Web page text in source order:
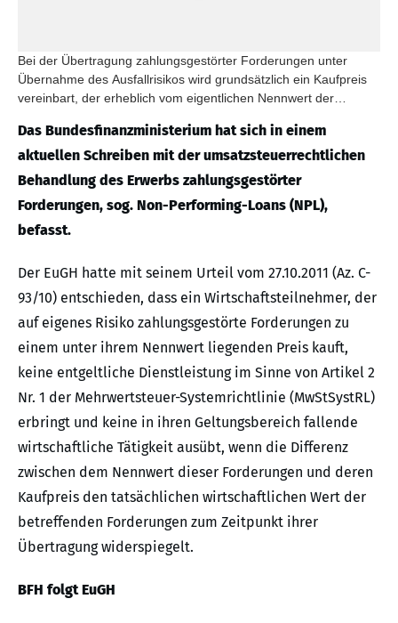
Bei der Übertragung zahlungsgestörter Forderungen unter
Übernahme des Ausfallrisikos wird grundsätzlich ein Kaufpreis
vereinbart, der erheblich vom eigentlichen Nennwert der
Das Bundesfinanzministerium hat sich in einem
aktuellen Schreiben mit der umsatzsteuerrechtlichen
Behandlung des Erwerbs zahlungsgestörter
Forderungen, sog. Non-Performing-Loans (NPL),
befasst.
Der EuGH hatte mit seinem Urteil vom 27.10.2011 (Az. C-
93/10) entschieden, dass ein Wirtschaftsteilnehmer, der
auf eigenes Risiko zahlungsgestörte Forderungen zu
einem unter ihrem Nennwert liegenden Preis kauft,
keine entgeltliche Dienstleistung im Sinne von Artikel 2
Nr. 1 der Mehrwertsteuer-Systemrichtlinie (MwStSystRL)
erbringt und keine in ihren Geltungsbereich fallende
wirtschaftliche Tätigkeit ausübt, wenn die Differenz
zwischen dem Nennwert dieser Forderungen und deren
Kaufpreis den tatsächlichen wirtschaftlichen Wert der
betreffenden Forderungen zum Zeitpunkt ihrer
Übertragung widerspiegelt.
BFH folgt EuGH